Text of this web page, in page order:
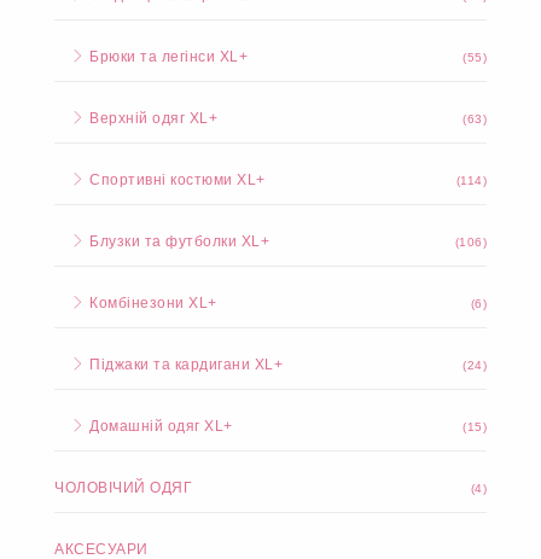
Брюки та легінси XL+ (55)
Верхній одяг XL+ (63)
Спортивні костюми XL+ (114)
Блузки та футболки XL+ (106)
Комбінезони XL+ (6)
Піджаки та кардигани XL+ (24)
Домашній одяг XL+ (15)
ЧОЛОВІЧИЙ ОДЯГ (4)
АКСЕСУАРИ